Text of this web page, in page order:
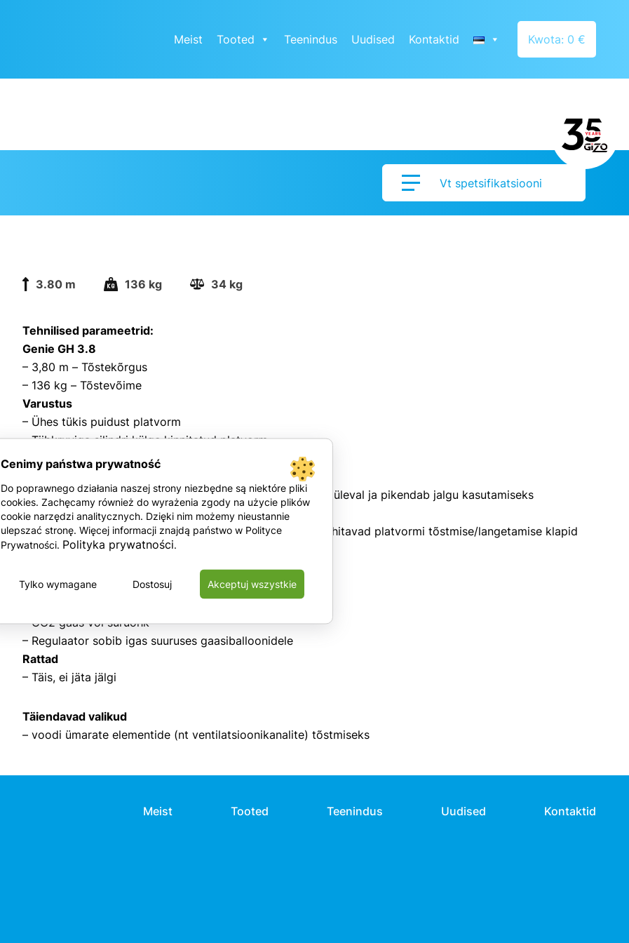
Kwota: 0 €
Meist Tooted Teenindus Uudised Kontaktid
Vt spetsifikatsiooni
3.80 m 136 kg 34 kg
Tehnilised parameetrid:
Genie GH 3.8
– 3,80 m – Tõstekõrgus
– 136 kg – Tõstevõime
Varustus
– Ühes tükis puidust platvorm
– Tiibkruviga silindri külge kinnitatud platvorm
– Kompaktne ja hõlpsasti kaasaskantav disain
– Kergesti vabastatav jalalukk hoiab jalad hoiustamise ajal üleval ja pikendab jalgu kasutamiseks
– Paigaldub sekunditega ja ei vaja tööriistu
– Patenteeritud tööjuhtimise juhtkangil asuvad hõlpsasti juhitavad platvormi tõstmise/langetamise klapid
– Isemäärduvad teleskoopsegmendid
– Lihtne hooldada
– CO2 gaas või suruõhk
– Regulaator sobib igas suuruses gaasiballoonidele
Rattad
– Täis, ei jäta jälgi
Täiendavad valikud
– voodi ümarate elementide (nt ventilatsioonikanalite) tõstmiseks
Meist Tooted Teenindus Uudised Kontaktid
Cenimy państwa prywatność
Do poprawnego działania naszej strony niezbędne są niektóre pliki
cookies. Zachęcamy również do wyrażenia zgody na użycie plików
cookie narzędzi analitycznych. Dzięki nim możemy nieustannie
ulepszać stronę. Więcej informacji znajdą państwo w Polityce
Prywatności. Polityka prywatności.
Dostosuj
Tylko wymagane Akceptuj wszystkie